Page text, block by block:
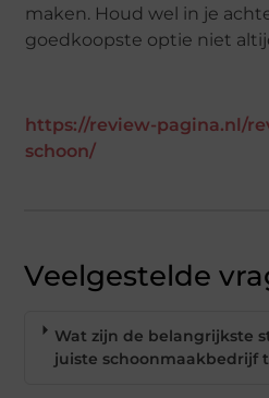
maken. Houd wel in je
goedkoopste optie niet
https://review-pagina.nl/
schoon/
Veelgestelde
Wat zijn de belangrijkste
juiste schoonmaakbedrijf